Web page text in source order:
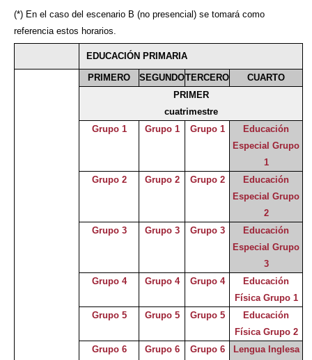
(*) En el caso del escenario B (no presencial) se tomará como
referencia estos horarios.
EDUCACIÓN PRIMARIA
PRIMERO SEGUNDOTERCERO
CUARTO
PRIMER
cuatrimestre
Grupo 1
Grupo 1 Grupo 1
Educación
Especial Grupo
1
Grupo 2
Grupo 2 Grupo 2
Educación
Especial Grupo
2
Grupo 3
Grupo 3 Grupo 3
Educación
Especial Grupo
3
Grupo 4
Grupo 4 Grupo 4
Educación
Física Grupo 1
Grupo 5
Grupo 5 Grupo 5
Educación
Física Grupo 2
Grupo 6
Grupo 6 Grupo 6
Lengua Inglesa